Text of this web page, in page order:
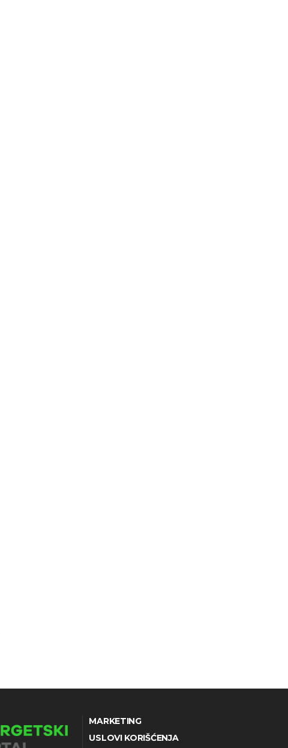
MARKETING
USLOVI KORIŠĆENJA